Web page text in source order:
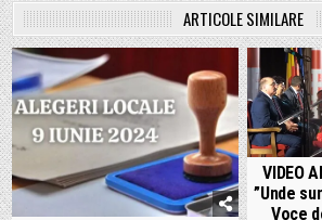
ARTICOLE SIMILARE
VIDEO
”Unde
Voce